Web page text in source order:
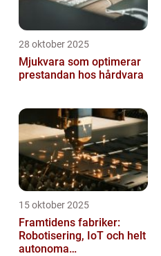
28 oktober 2025
Mjukvara som optimerar
prestandan hos hårdvara
15 oktober 2025
Framtidens fabriker:
Robotisering, IoT och helt
autonoma